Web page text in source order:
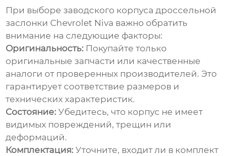
При выборезаводского корпуса дроссельной
заслонки Chevrolet Niva важно обратить
внимание на следующие факторы:
Оригинальность: Покупайте только
оригинальные запчасти или качественные
аналоги от проверенных производителей. Это
гарантирует соответствие размеров и
технических характеристик.
Состояние: Убедитесь, что корпус не имеет
видимых повреждений, трещин или
деформаций.
Комплектация: Уточните, входит ли в комплект